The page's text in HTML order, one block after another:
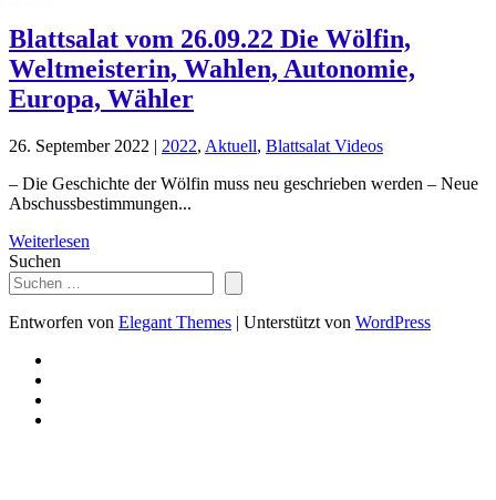
Blattsalat vom 26.09.22 Die Wölfin,
Weltmeisterin, Wahlen, Autonomie,
Europa, Wähler
26. September 2022 | 2022, Aktuell, Blattsalat Videos
– Die Geschichte der Wölfin muss neu geschrieben werden – Neue
Abschussbestimmungen...
Weiterlesen
Suchen
Entworfen von Elegant Themes | Unterstützt von WordPress